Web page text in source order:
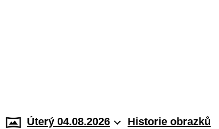
Úterý 04.08.2026 Historie obrazků